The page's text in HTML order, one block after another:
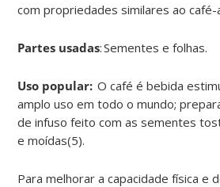
com propriedades similares ao café-
Partes usadas:Sementes e folhas.
Uso popular: O café é bebida
amplo uso em todo o mundo;
de infuso feito com as sementes
emoídas(5).
Para melhorar a capacidade física e